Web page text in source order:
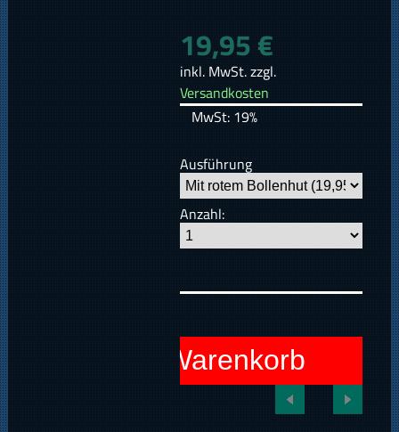
19,95 €
inkl. MwSt. zzgl.
Versandkosten
MwSt: 19%
Ausführung
Anzahl:
In den Warenkorb